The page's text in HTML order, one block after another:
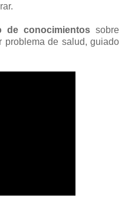
de conocimientos sobre
problema de salud, guiado